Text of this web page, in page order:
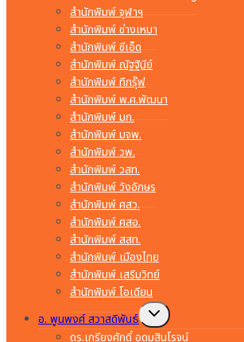
สำนักพิมพ์ จุฬาฯ
สำนักพิมพ์ ช่างเหมา
สำนักพิมพ์ ซีเอ็ด
สำนักพิมพ์ ณัฐฐินีย์
สำนักพิมพ์ ทีกรุ๊ฟ
สำนักพิมพ์ พ.ศ.พัฒนา
สำนักพิมพ์ มก.
สำนักพิมพ์ มจพ.
สำนักพิมพ์ วพ.
สำนักพิมพ์ วสท.
สำนักพิมพ์ วังอักษร
สำนักพิมพ์ ศสว.
สำนักพิมพ์ ศสอ.
สำนักพิมพ์ สสท.
สำนักพิมพ์ เมืองไทย
สำนักพิมพ์ เสริมวิทย์
สำนักพิมพ์ โอเดียน
อ. พูนพงศ์ สวาสดิพันธ์
Toggle
child
menu
ดร.เกรียงศักดิ์ อุดมสินโรจน์